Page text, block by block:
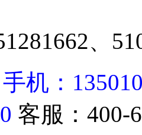
、
机：
客服：400-